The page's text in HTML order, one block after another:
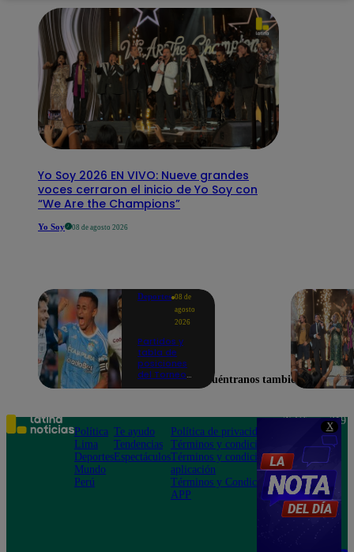
X
Yo Soy 2026 EN VIVO: Nueve grandes
voces cerraron el inicio de Yo Soy con
“We Are the Champions”
Yo Soy 08 de agosto 2026
Deportes 08 de
agosto
2026
Partidos y
tabla de
posiciones
del Torneo
en la fecha 4
Encuéntranos también en
Política
Lima
Deportes
Mundo
Perú
Te ayudo
Tendencias
Espectáculos
Política de privacidad
Términos y condiciones
Términos y condiciones
aplicación
Términos y Condiciones
APP
Teléfono: 219
Av. San
Felipe 968
Jesús María